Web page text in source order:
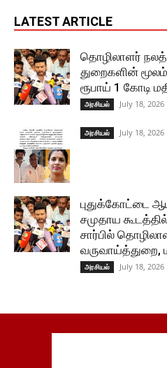
LATEST ARTICLE
தொழிலாளர்
துறைகளின்
ரூபாய் 1 கோடி
அரசியல் July 18, 2026
அரசியல் July 18, 2026
புதுக்கோட்டை
சமுதாய
சார்பில்
வருவாய்த்துறை,
அரசியல் July 18, 2026